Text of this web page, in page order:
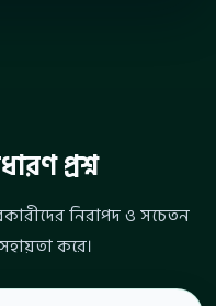
প্রশ্ন
নিরাপদ ও সচেতন
করে।